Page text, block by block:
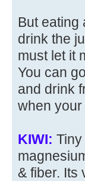
But eating
drink the
must let it
You can
and drink
when
KIWI:
& fiber. Its